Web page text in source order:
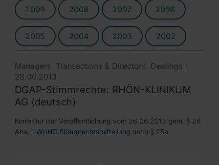
2009 2008 2007 2006
2005 2004 2003 2002
Managers' Transactions & Directors' Dealings |
28.06.2013
DGAP-Stimmrechte: RHÖN-KLINIKUM
AG (deutsch)
Korrektur der Veröffentlichung vom 26.06.2013 gem. § 26
Abs. 1 WpHG Stimmrechtsmitteilung nach § 25a